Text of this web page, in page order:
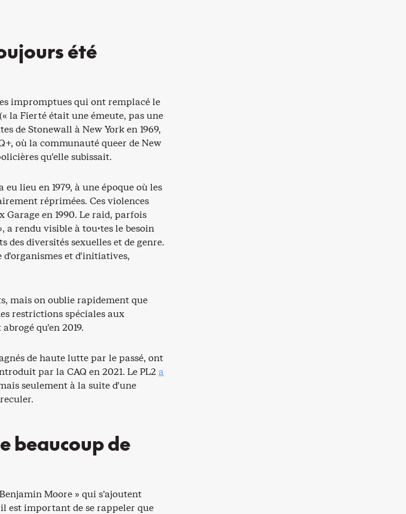
été
impromptues qui ont remplacé le
la Fierté était une émeute, pas une
de Stonewall à New York en 1969,
où la communauté queer de New
qu’elle subissait.
lieu en 1979, à une époque où les
réprimées. Ces violences
en 1990. Le raid, parfois
rendu visible à tou·tes le besoin
diversités sexuelles et de genre.
et d’initiatives,
mais on oublie rapidement que
restrictions spéciales aux
qu’en 2019.
de haute lutte par le passé, ont
par la CAQ en 2021. Le PL2 a
seulement à la suite d’une
beaucoup de
Moore » qui s’ajoutent
est important de se rappeler que